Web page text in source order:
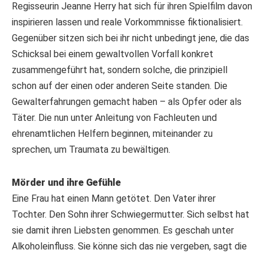
Regisseurin Jeanne Herry hat sich für ihren Spielfilm davon
inspirieren lassen und reale Vorkommnisse fiktionalisiert.
Gegenüber sitzen sich bei ihr nicht unbedingt jene, die das
Schicksal bei einem gewaltvollen Vorfall konkret
zusammengeführt hat, sondern solche, die prinzipiell
schon auf der einen oder anderen Seite standen. Die
Gewalterfahrungen gemacht haben – als Opfer oder als
Täter. Die nun unter Anleitung von Fachleuten und
ehrenamtlichen Helfern beginnen, miteinander zu
sprechen, um Traumata zu bewältigen.
Mörder und ihre Gefühle
Eine Frau hat einen Mann getötet. Den Vater ihrer
Tochter. Den Sohn ihrer Schwiegermutter. Sich selbst hat
sie damit ihren Liebsten genommen. Es geschah unter
Alkoholeinfluss. Sie könne sich das nie vergeben, sagt die